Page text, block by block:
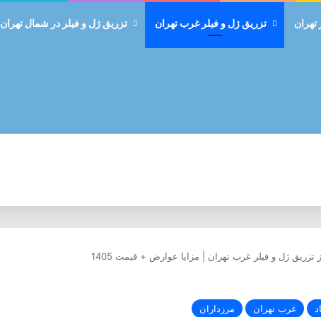
تهران تزریق ژل و فیلر غرب تهران تزریق ژل و فیلر در شمال تهران
تزریق ژل و فیلر غرب تهران | مزایا عوارض + قیمت 1405
غرب تهران مرزداران